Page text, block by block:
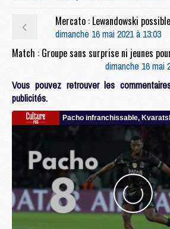
dimanche 16 mai 2021 à 13:03
dimanche 16 mai
Vous pouvez retrouver les
publicités.